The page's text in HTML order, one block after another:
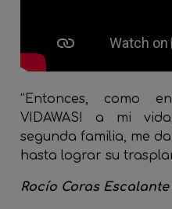
“Entonces, como
VIDAWASI a mi
segunda familia, me
hasta lograr su
Rocío Coras